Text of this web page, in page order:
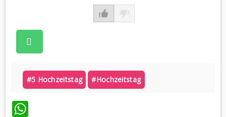
#5 Hochzeitstag #hochzeitstag
WhatsApp